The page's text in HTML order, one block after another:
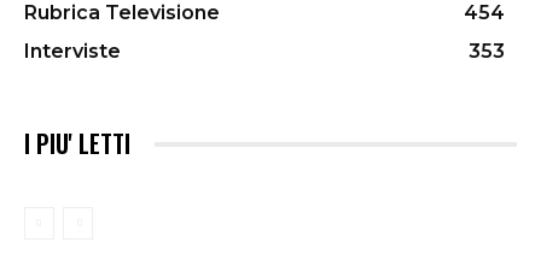
Rubrica Televisione
454
Interviste
353
I PIU' LETTI